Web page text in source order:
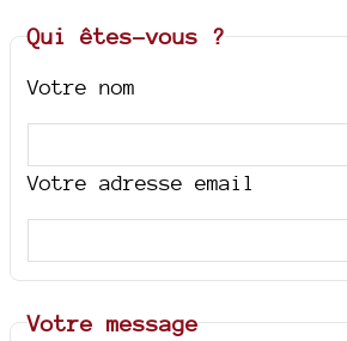
Qui êtes-vous ?
Votre nom
Votre adresse email
Votre message